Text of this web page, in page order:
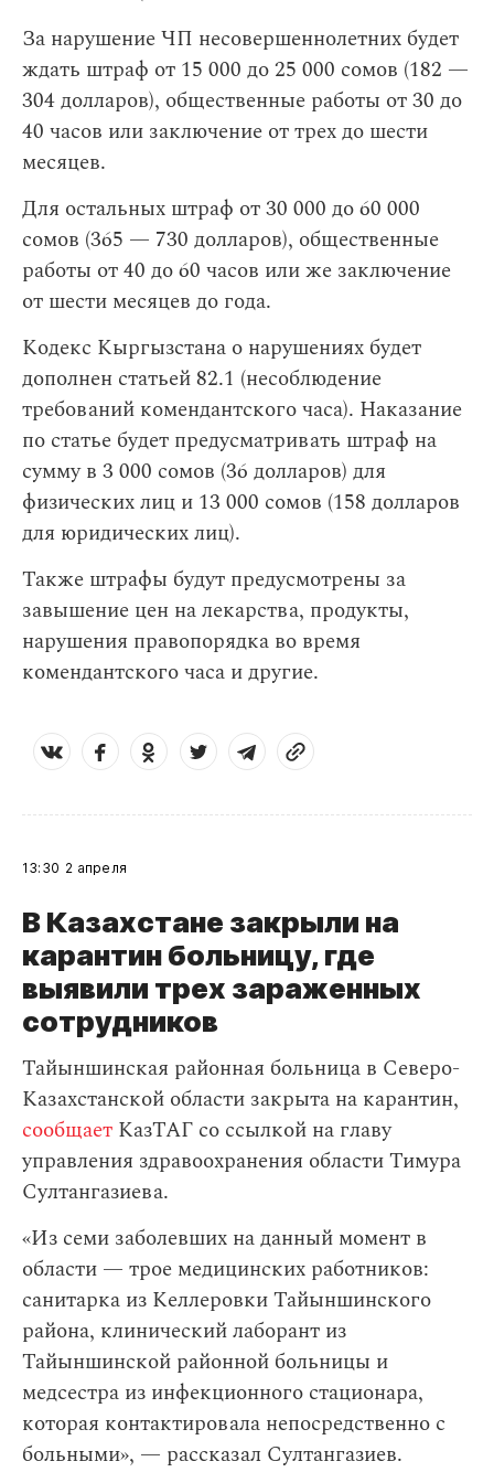
За нарушение ЧП несовершеннолетних будет
ждать штраф от 15 000 до 25 000 сомов (182 —
304 долларов), общественные работы от 30 до
40 часов или заключение от трех до шести
месяцев.
Для остальных штраф от 30 000 до 60 000
сомов (365 — 730 долларов), общественные
работы от 40 до 60 часов или же заключение
от шести месяцев до года.
Кодекс Кыргызстана о нарушениях будет
дополнен статьей 82.1 (несоблюдение
требований комендантского часа). Наказание
по статье будет предусматривать штраф на
сумму в 3 000 сомов (36 долларов) для
физических лиц и 13 000 сомов (158 долларов
для юридических лиц).
Также штрафы будут предусмотрены за
завышение цен на лекарства, продукты,
нарушения правопорядка во время
комендантского часа и другие.
13:30 2 апреля
В Казахстане закрыли на
карантин больницу, где
выявили трех зараженных
сотрудников
Тайыншинская районная больница в Северо-
Казахстанской области закрыта на карантин,
сообщает КазТАГ со ссылкой на главу
управления здравоохранения области Тимура
Султангазиева.
«Из семи заболевших на данный момент в
области — трое медицинских работников:
санитарка из Келлеровки Тайыншинского
района, клинический лаборант из
Тайыншинской районной больницы и
медсестра из инфекционного стационара,
которая контактировала непосредственно с
больными», — рассказал Султангазиев.